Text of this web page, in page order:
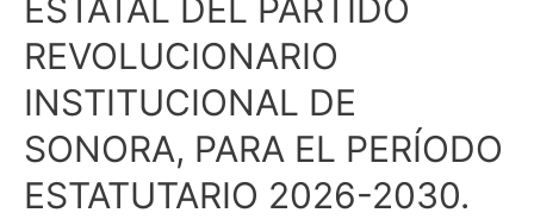
ESTATAL DEL PARTIDO
REVOLUCIONARIO
INSTITUCIONAL DE
SONORA, PARA EL PERÍODO
ESTATUTARIO 2026-2030.